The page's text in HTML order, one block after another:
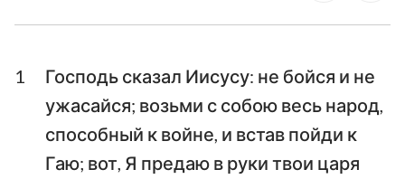
Есфирь Иов
Псалтирь Притчи
Екклесиаст Песни Песней
1
Господь сказал Иисусу: не бойся и не
ужасайся; возьми с собою весь народ,
способный к войне, и встав пойди к
Гаю; вот, Я предаю в руки твои царя